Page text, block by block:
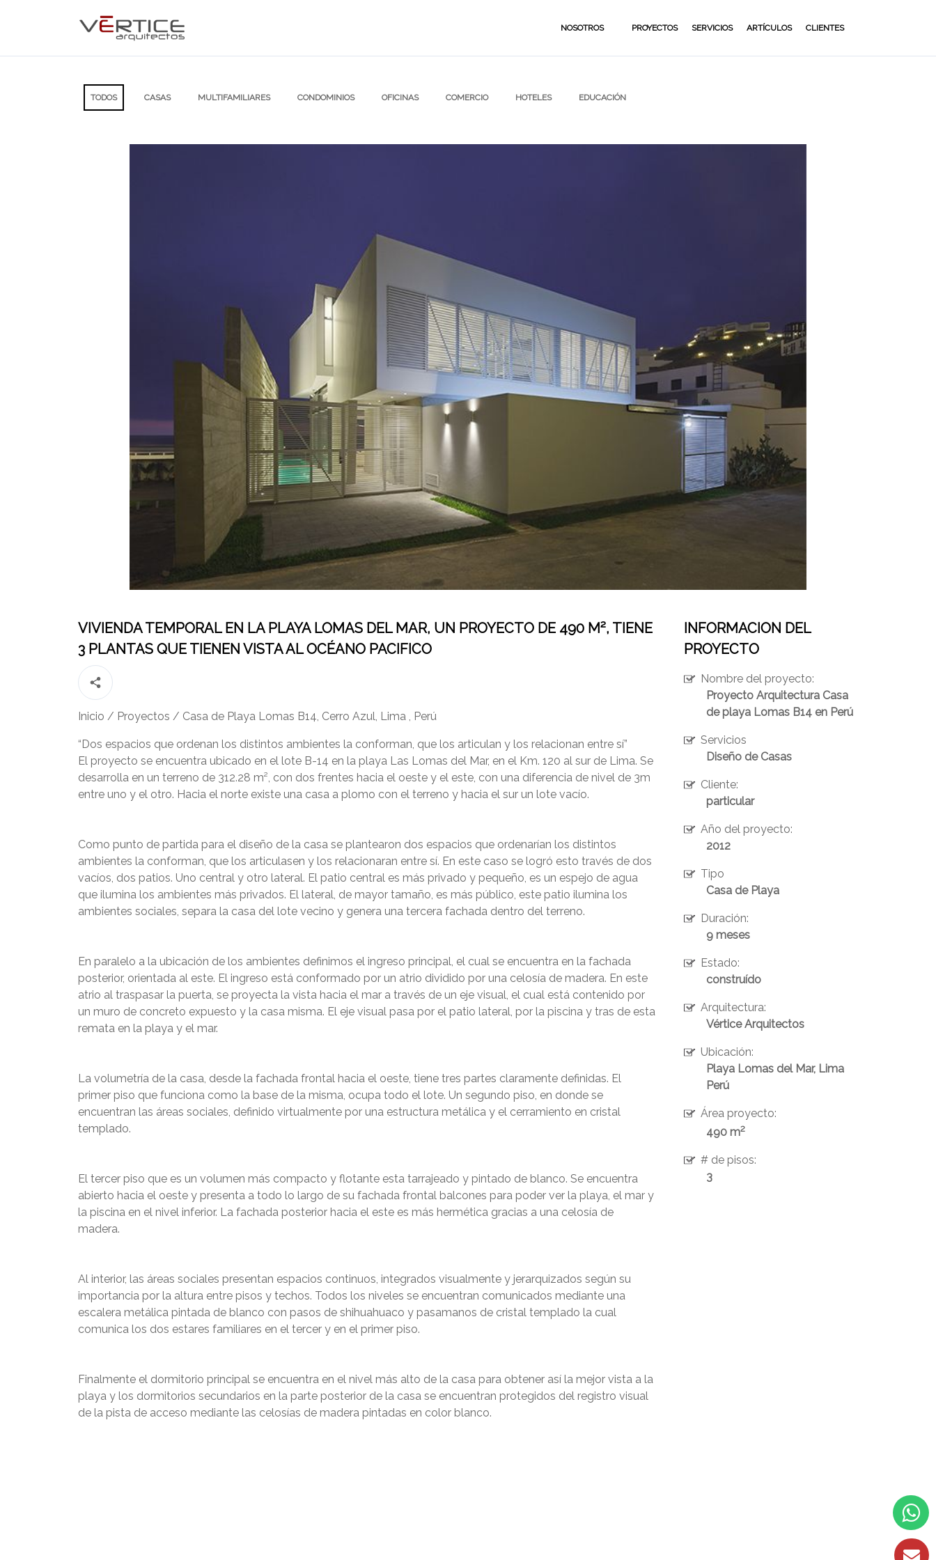
NOSOTROS PROYECTOS SERVICIOS ARTÍCULOS CLIENTES
TODOS CASAS MULTIFAMILIARES CONDOMINIOS OFICINAS COMERCIO HOTELES EDUCACIÓN
VIVIENDA TEMPORAL EN LA PLAYA LOMAS DEL MAR, UN PROYECTO DE 490 M², TIENE
3 PLANTAS QUE TIENEN VISTA AL OCÉANO PACIFICO
Inicio / Proyectos / Casa de Playa Lomas B14, Cerro Azul, Lima , Perú
“Dos espacios que ordenan los distintos ambientes la conforman, que los articulan y los relacionan entre sí”
El proyecto se encuentra ubicado en el lote B-14 en la playa Las Lomas del Mar, en el Km. 120 al sur de Lima. Se
desarrolla en un terreno de 312.28 m², con dos frentes hacia el oeste y el este, con una diferencia de nivel de 3m
entre uno y el otro. Hacia el norte existe una casa a plomo con el terreno y hacia el sur un lote vacío.
Como punto de partida para el diseño de la casa se plantearon dos espacios que ordenarían los distintos
ambientes la conforman, que los articulasen y los relacionaran entre sí. En este caso se logró esto través de dos
vacíos, dos patios. Uno central y otro lateral. El patio central es más privado y pequeño, es un espejo de agua
que ilumina los ambientes más privados. El lateral, de mayor tamaño, es más público, este patio ilumina los
ambientes sociales, separa la casa del lote vecino y genera una tercera fachada dentro del terreno.
En paralelo a la ubicación de los ambientes definimos el ingreso principal, el cual se encuentra en la fachada
posterior, orientada al este. El ingreso está conformado por un atrio dividido por una celosía de madera. En este
atrio al traspasar la puerta, se proyecta la vista hacia el mar a través de un eje visual, el cual está contenido por
un muro de concreto expuesto y la casa misma. El eje visual pasa por el patio lateral, por la piscina y tras de esta
remata en la playa y el mar.
La volumetría de la casa, desde la fachada frontal hacia el oeste, tiene tres partes claramente definidas. El
primer piso que funciona como la base de la misma, ocupa todo el lote. Un segundo piso, en donde se
encuentran las áreas sociales, definido virtualmente por una estructura metálica y el cerramiento en cristal
templado.
El tercer piso que es un volumen más compacto y flotante esta tarrajeado y pintado de blanco. Se encuentra
abierto hacia el oeste y presenta a todo lo largo de su fachada frontal balcones para poder ver la playa, el mar y
la piscina en el nivel inferior. La fachada posterior hacia el este es más hermética gracias a una celosía de
madera.
Al interior, las áreas sociales presentan espacios continuos, integrados visualmente y jerarquizados según su
importancia por la altura entre pisos y techos. Todos los niveles se encuentran comunicados mediante una
escalera metálica pintada de blanco con pasos de shihuahuaco y pasamanos de cristal templado la cual
comunica los dos estares familiares en el tercer y en el primer piso.
Finalmente el dormitorio principal se encuentra en el nivel más alto de la casa para obtener así la mejor vista a la
playa y los dormitorios secundarios en la parte posterior de la casa se encuentran protegidos del registro visual
de la pista de acceso mediante las celosías de madera pintadas en color blanco.
INFORMACION DEL
PROYECTO
Nombre del proyecto:
Proyecto Arquitectura Casa
de playa Lomas B14 en Perú
Servicios
Diseño de Casas
Cliente:
particular
Año del proyecto:
2012
Tipo
Casa de Playa
Duración:
9 meses
Estado:
construído
Arquitectura:
Vértice Arquitectos
Ubicación:
Playa Lomas del Mar, Lima
Perú
Área proyecto:
490 m2
# de pisos:
3
CONTÁCTANOS
ENVIAR